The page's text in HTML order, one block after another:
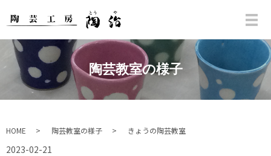
陶芸教室の様子
HOME 陶芸教室の様子 きょうの陶芸教室
2023-02-21